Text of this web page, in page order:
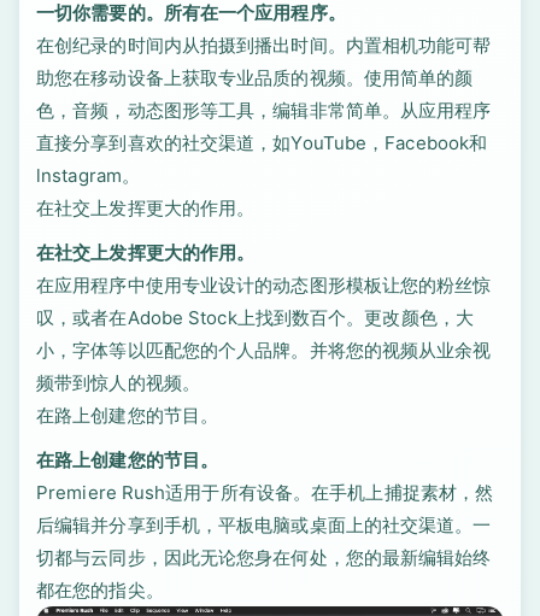
一切你需要的。所有在一个应用程序。
在创纪录的时间内从拍摄到播出时间。内置相机功能可帮
助您在移动设备上获取专业品质的视频。使用简单的颜
色，音频，动态图形等工具，编辑非常简单。从应用程序
直接分享到喜欢的社交渠道，如YouTube，Facebook和
lnstagram。
在社交上发挥更大的作用。
在社交上发挥更大的作用。
在应用程序中使用专业设计的动态图形模板让您的粉丝惊
叹，或者在Adobe Stock上找到数百个。更改颜色，大
小，字体等以匹配您的个人品牌。并将您的视频从业余视
频带到惊人的视频。
在路上创建您的节目。
在路上创建您的节目。
Premiere Rush适用于所有设备。在手机上捕捉素材，然
后编辑并分享到手机，平板电脑或桌面上的社交渠道。一
切都与云同步，因此无论您身在何处，您的最新编辑始终
都在您的指尖。